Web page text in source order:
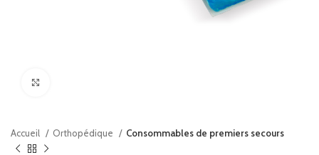
Accueil Orthopédique Consommables de premiers secours